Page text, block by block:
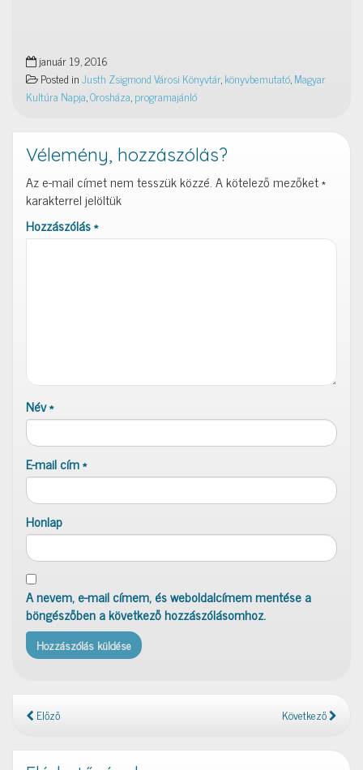
január 19, 2016
Posted inJusth Zsigmond Városi Könyvtár,könyvbemutató,Magyar
Kultúra Napja,Orosháza,programajánló
Vélemény, hozzászólás?
Az e-mail címet nem tesszük közzé.A kötelező mezőket*
karakterrel jelöltük
Hozzászólás*
Név*
E-mail cím*
Honlap
A nevem, e-mail címem, és weboldalcímem mentése a
böngészőben a következő hozzászólásomhoz.
Előző Következő